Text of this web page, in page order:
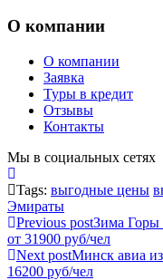
О компании
О компании
Заявка
Туры в кредит
Отзывы
Контакты
Мы в социальных сетях
Tags: выгодные цены
Эмираты
Previous postЗима Горы
от 31900 руб/чел
Next postМинск авиа
16200 руб/чел